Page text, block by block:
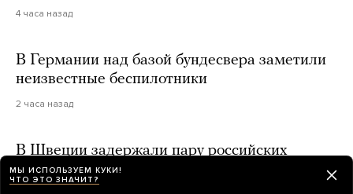
4 часа назад
В Германии над базой бундесвера заметили
неизвестные беспилотники
2 часа назад
В Швеции задержали пару российских
туристов. Их посчитали «угрозой
безопасности» из-за того, что они поставили
МЫ ИСПОЛЬЗУЕМ КУКИ!
ЧТО ЭТО ЗНАЧИТ?